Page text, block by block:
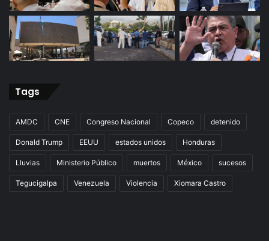
Tags
AMDC CNE Congreso Nacional Copeco detenido
Donald Trump EEUU estados unidos Honduras
Lluvias Ministerio Público muertos México sucesos
Tegucigalpa Venezuela Violencia Xiomara Castro